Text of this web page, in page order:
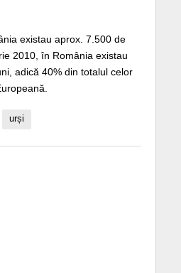
existau aprox. 7.500 de
2010, în România existau
adică 40% din totalul celor
urși